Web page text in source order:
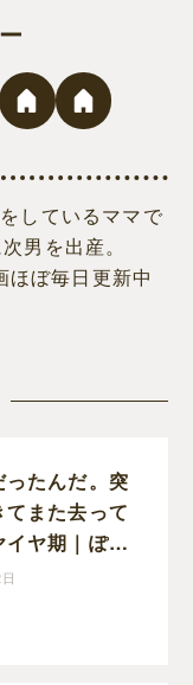
しているママで
男を出産。
ぼ毎日更新中
たんだ。突
また去って
ヤ期｜ぽこ
画